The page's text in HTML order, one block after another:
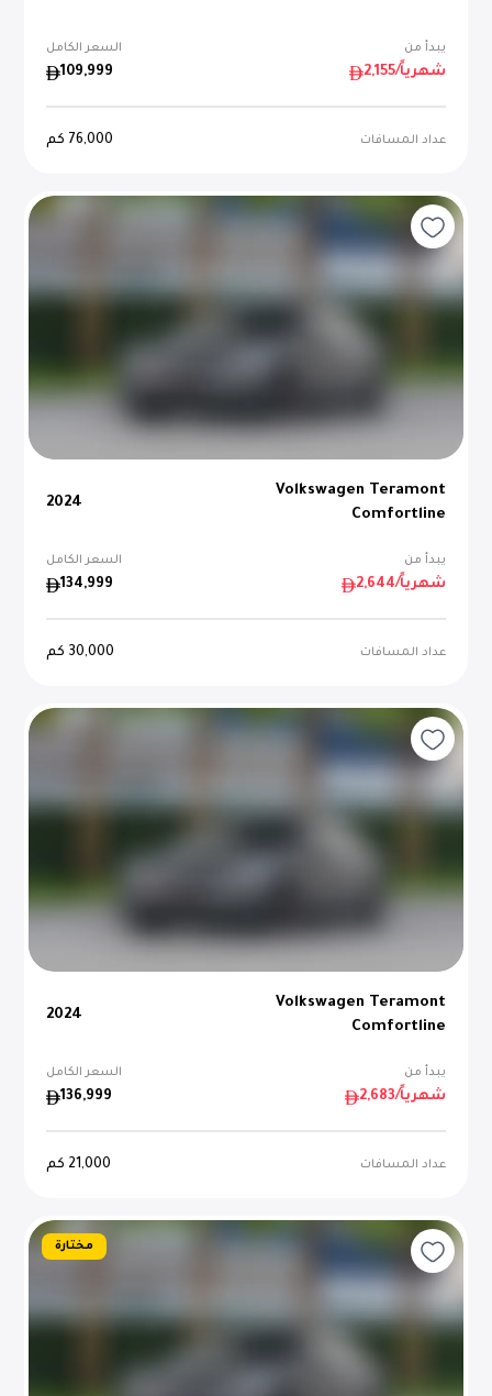
يبدأ من السعر الكامل
2,155 /شهرياً 109,999
عداد المسافات 76,000 كم
Volkswagen Teramont
Comfortline
2024
يبدأ من السعر الكامل
2,644 /شهرياً 134,999
عداد المسافات 30,000 كم
Volkswagen Teramont
Comfortline
2024
يبدأ من السعر الكامل
2,683 /شهرياً 136,999
عداد المسافات 21,000 كم
مختارة